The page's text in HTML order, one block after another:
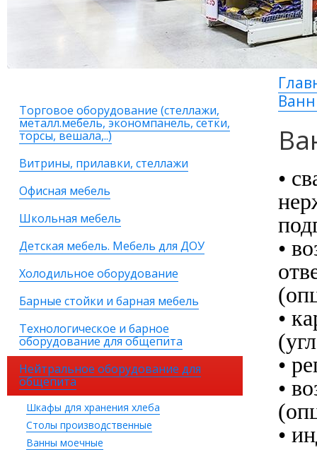
Торговое оборудование (стеллажи,
металл.мебель, экономпанель, сетки,
торсы, вешала,..)
Витрины, прилавки, стеллажи
Офисная мебель
Школьная мебель
Детская мебель. Мебель для ДОУ
Холодильное оборудование
Барные стойки и барная мебель
Технологическое и барное
оборудование для общепита
Нейтральное оборудование для
общепита
Шкафы для хранения хлеба
Столы производственные
Ванны моечные
•
•
•
•
•
•